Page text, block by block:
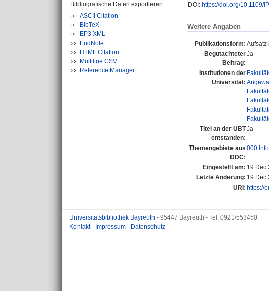
Bibliografische Daten exportieren
ASCII Citation
BibTeX
EP3 XML
EndNote
HTML Citation
Multiline CSV
Reference Manager
DOI: https://doi.org/10.1109/
Weitere Angaben
Publikationsform: Aufsatz
Begutachteter
Beitrag:
Ja
Institutionen der
Universität:
Titel an der UBT
entstanden:
Ja
Themengebiete aus
DDC:
000
Eingestellt am: 19 Dec
Letzte Änderung: 19 Dec
URI: https://
Universitätsbibliothek Bayreuth - 95447 Bayreuth - Tel. 0921/553450
Kontakt- Impressum - Datenschutz